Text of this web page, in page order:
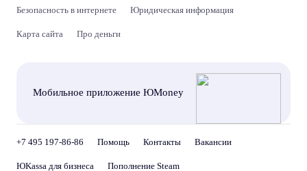
Безопасность в интернете Юридическая информация
Карта сайта Про деньги
Мобильное приложение ЮMoney
+7 495 197-86-86 Помощь Контакты Вакансии
ЮKassa для бизнеса Пополнение Steam